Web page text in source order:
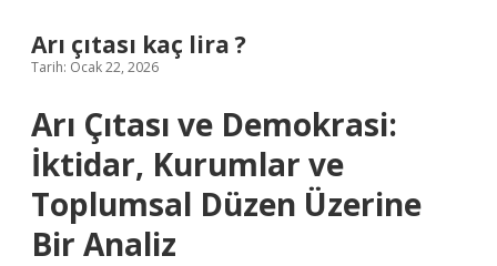
Arı çıtası kaç lira ?
Tarih: Ocak 22, 2026
Arı Çıtası ve Demokrasi:
İktidar, Kurumlar ve
Toplumsal Düzen Üzerine
Bir Analiz